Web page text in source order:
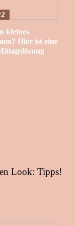
kleines
Hier ist eine
Look: Tipps!